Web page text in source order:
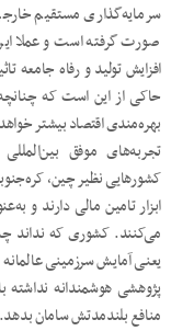
سرمایه‌گذاری مستقیم
صورت گرفته است و عملا
افزایش تولید و رفاه
حاکی از این است که
بهره‌مندی اقتصاد بیشتر
تجربه‌های موفق
کشور‌هایی نظیر چین،
ابزار تامین مالی دارند و
می‌کنند. کشوری که نداند
یعنی آمایش سرزمینی
پژوهشی هوشمندانه نداشته
منافع بلندمدتش سامان بدهد.